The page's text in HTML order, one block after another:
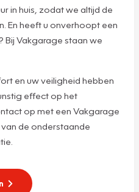
in huis, zodat we altijd de
En heeft u onverhoopt een
Bij Vakgarage staan we
en uw veiligheid hebben
effect op het
op met een Vakgarage
van de onderstaande